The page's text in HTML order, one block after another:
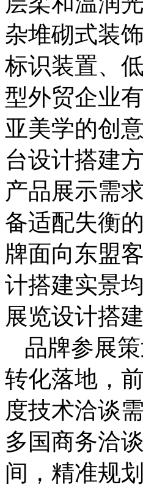
杂堆砌式装
标识装置、
型外贸企业
亚美学的创
台设计搭建
产品展示需
备适配失衡
牌面向东盟
计搭建实景
展览设计搭
品牌参展
转化落地，
度技术洽谈
多国商务洽
间，精准规